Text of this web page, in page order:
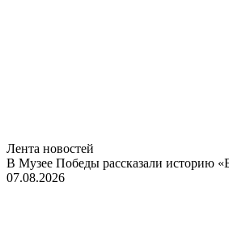
Лента новостей
В Музее Победы рассказали историю
07.08.2026